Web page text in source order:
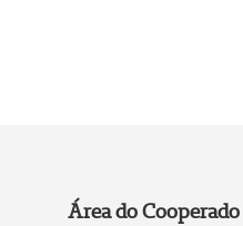
Área do Cooperado